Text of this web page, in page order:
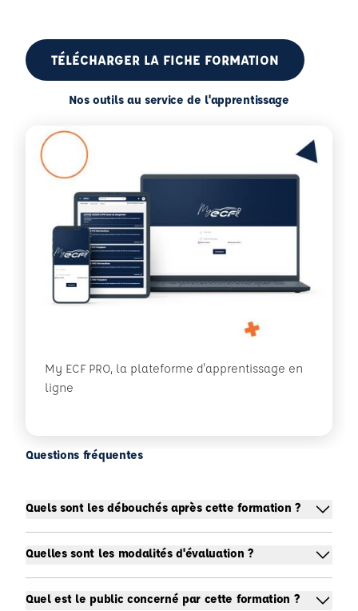
TÉLÉCHARGER LA FICHE FORMATION
Nos outils au service de l'apprentissage
My ECF PRO, la plateforme d'apprentissage en
ligne
Questions fréquentes
Quels sont les débouchés après cette formation ?
Quelles sont les modalités d'évaluation ?
Quel est le public concerné par cette formation ?